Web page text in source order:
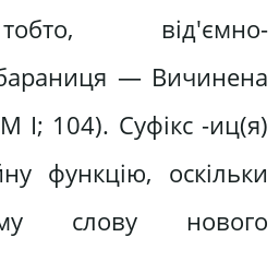
від'ємно-
— Вичинена
І; 104). Суфікс -иц(я)
функцію, оскільки
слову нового